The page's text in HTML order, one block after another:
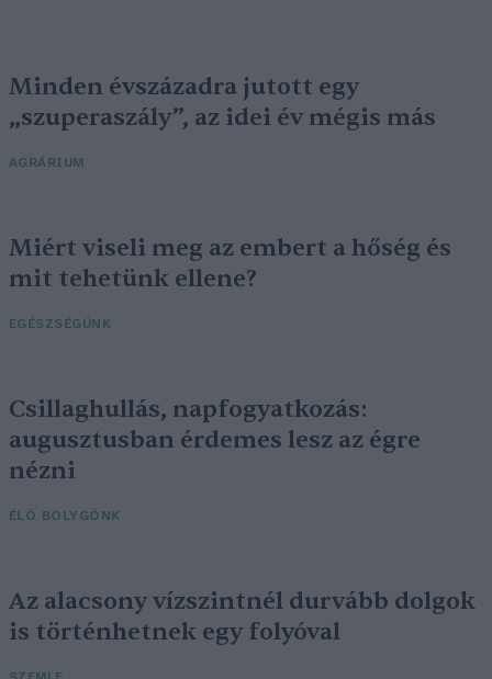
Minden évszázadra jutott egy
„szuperaszály”, az idei év mégis más
AGRÁRIUM
Miért viseli meg az embert a hőség és
mit tehetünk ellene?
EGÉSZSÉGÜNK
Csillaghullás, napfogyatkozás:
augusztusban érdemes lesz az égre
nézni
ÉLŐ BOLYGÓNK
Az alacsony vízszintnél durvább dolgok
is történhetnek egy folyóval